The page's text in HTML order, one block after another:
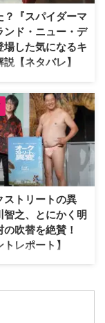
事は各作品の重要な
含みますのでご注意く
想外の展開にビック
た海外ドラマ 『イカ
界的ヒットを記録し
？『スパイダーマ
ンド・ニュー・デ
場した気になるキ
【ネタバレ】
ーマン：ブランド・ニ
』が大ヒット上映中。
MJ、ネッドなどシリ
みの顔ぶれはもちろ
のヒーローや原作コミ
ャラクターも多数登場
そこで、映画をすでに
向けに、気になるキャ
『スパイダーマン：ブ
ュー・デイ』のネタバ
ます。 アベンジャー
みバナー博士が登場！
理化学者のブルース・
ストリートの異
智之、とにかく明
の吹替を絶賛！
トレポート】
ムス製作の最新作映
）より日米同時公開
作の公開を記念し、7
）にパシフィコ横浜